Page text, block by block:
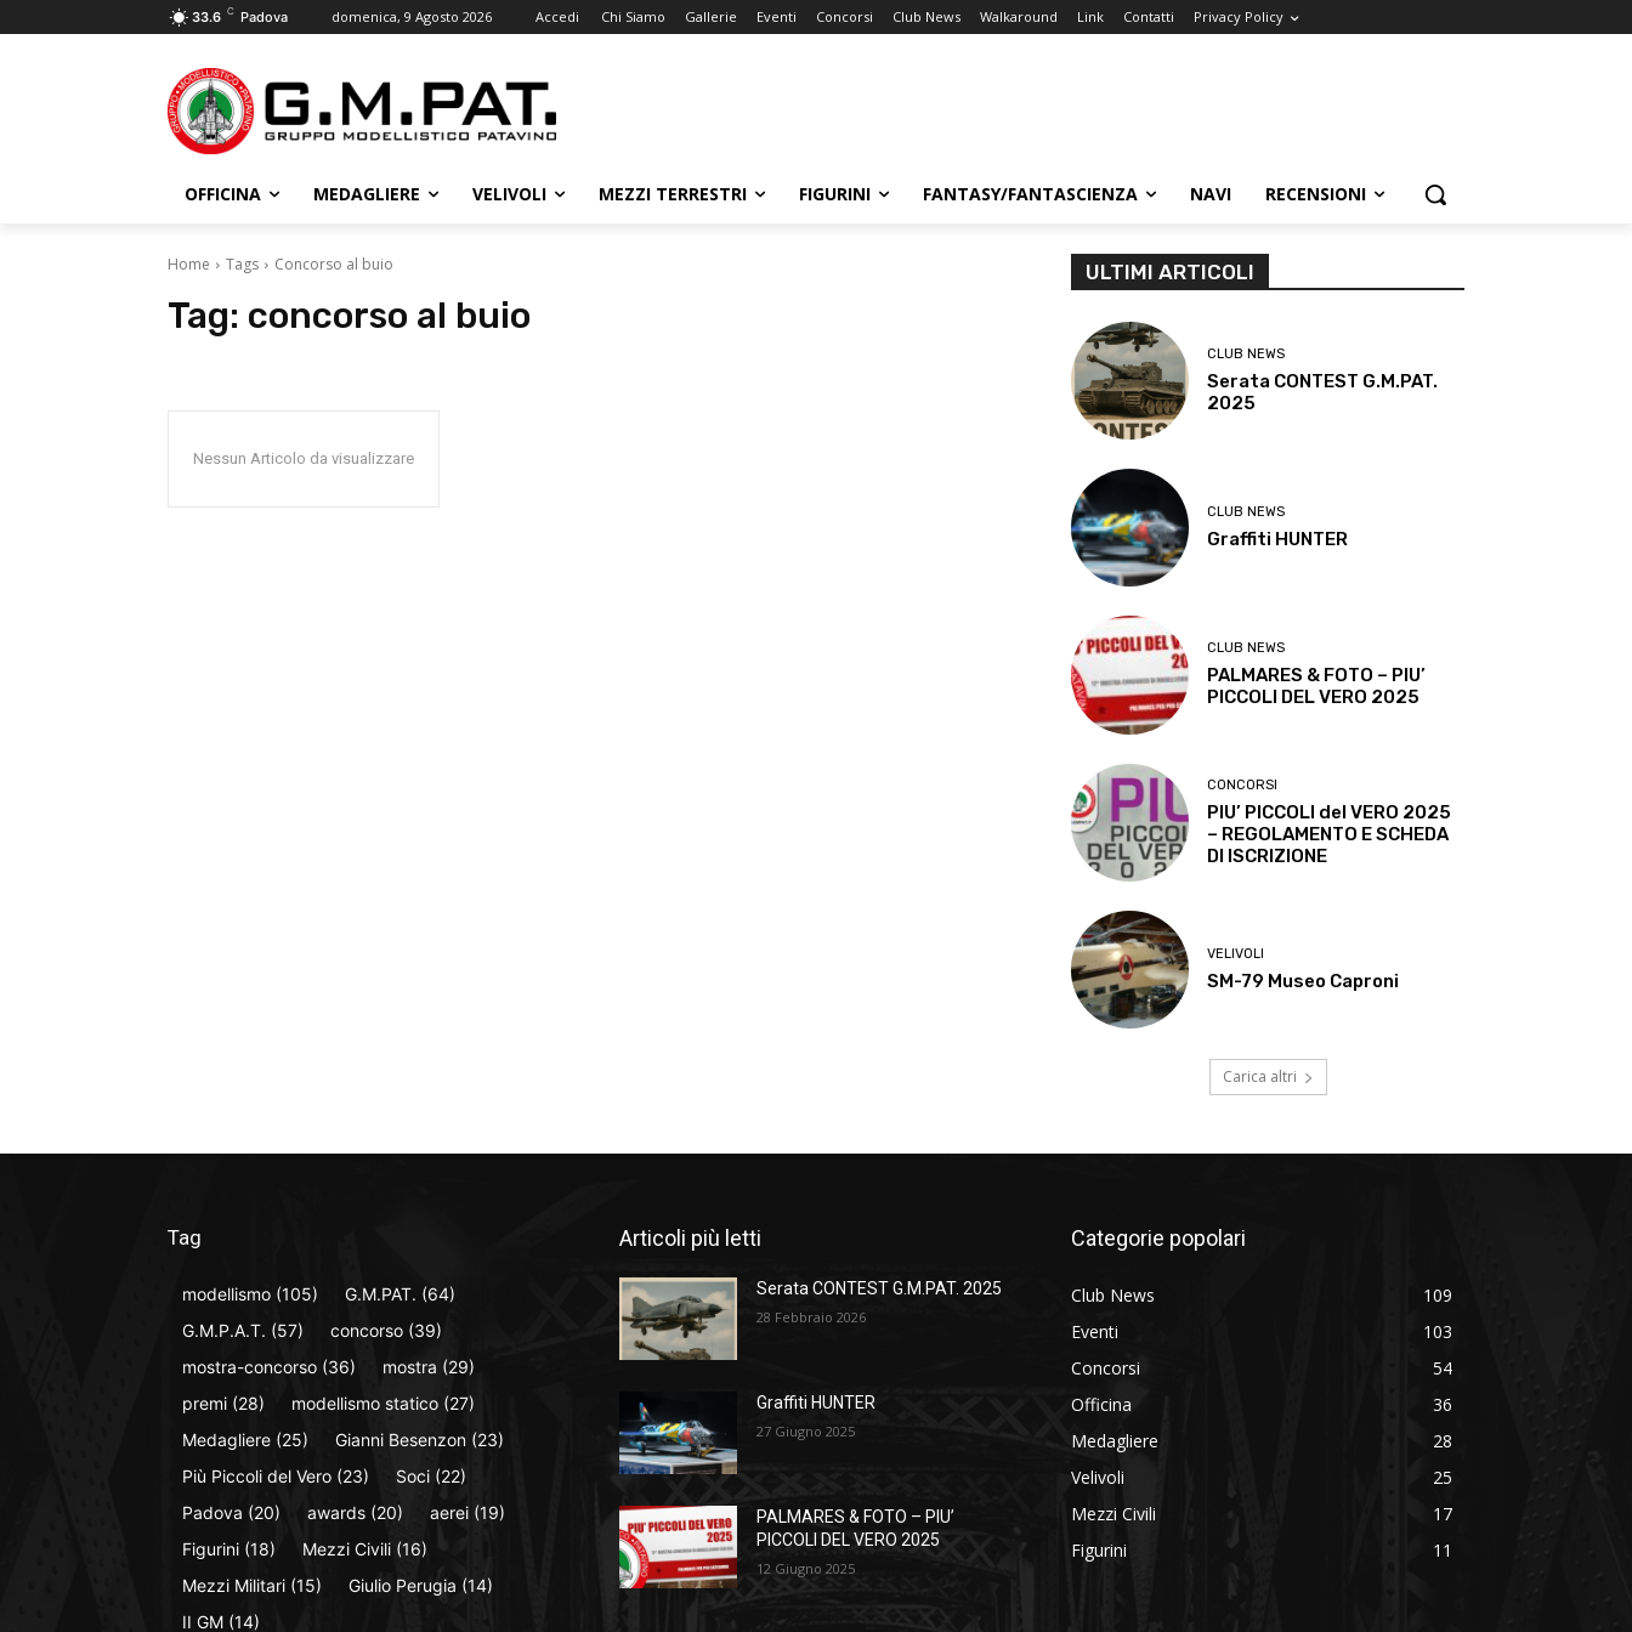
33.6 C Padova domenica, 9 Agosto 2026 Accedi Chi Siamo Gallerie Eventi Concorsi Club News Walkaround Link Contatti Privacy Policy
OFFICINA MEDAGLIERE VELIVOLI MEZZI TERRESTRI FIGURINI FANTASY/FANTASCIENZA NAVI RECENSIONI
Home Tags Concorso al buio
Tag: concorso al buio
Nessun Articolo da visualizzare
ULTIMI ARTICOLI
CLUB NEWS
Serata CONTEST G.M.PAT.
2025
CLUB NEWS
Graffiti HUNTER
CLUB NEWS
PALMARES & FOTO – PIU’
PICCOLI DEL VERO 2025
CONCORSI
PIU’ PICCOLI del VERO 2025
– REGOLAMENTO E SCHEDA
DI ISCRIZIONE
VELIVOLI
SM-79 Museo Caproni
Carica altri
Tag
modellismo (105) G.M.PAT. (64)
G.M.P.A.T. (57) concorso (39)
mostra-concorso (36) mostra (29)
premi (28) modellismo statico (27)
Medagliere (25) Gianni Besenzon (23)
Più Piccoli del Vero (23) Soci (22)
Padova (20) awards (20) aerei (19)
Figurini (18) Mezzi Civili (16)
Mezzi Militari (15) Giulio Perugia (14)
II GM (14)
Articoli più letti
Serata CONTEST G.M.PAT. 2025
28 Febbraio 2026
Graffiti HUNTER
27 Giugno 2025
PALMARES & FOTO – PIU’
PICCOLI DEL VERO 2025
12 Giugno 2025
Categorie popolari
Club News
109
Eventi
103
Concorsi
54
Officina
36
Medagliere
28
Velivoli
25
Mezzi Civili
17
Figurini
11